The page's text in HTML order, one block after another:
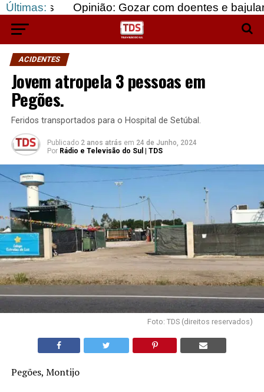
Últimas:
Opinião: Gozar com doentes e bajular os fortes…
ACIDENTES
Jovem atropela 3 pessoas em
Pegões.
Feridos transportados para o Hospital de Setúbal.
Publicado 2 anos atrás em 24 de Junho, 2024
Por Rádio e Televisão do Sul | TDS
Foto: TDS (direitos reservados)
Pegões, Montijo